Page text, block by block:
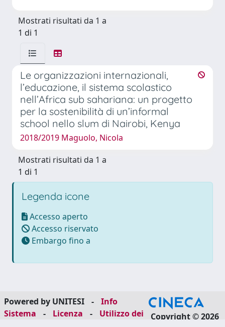
Mostrati risultati da 1 a
1 di 1
Le organizzazioni internazionali,
l’educazione, il sistema scolastico
nell’Africa sub sahariana: un progetto
per la sostenibilità di un’informal
school nello slum di Nairobi, Kenya
2018/2019 Maguolo, Nicola
Mostrati risultati da 1 a
1 di 1
Legenda icone
Accesso aperto
Accesso riservato
Embargo fino a
Powered by UNITESI -
Info
Sistema
- Licenza -
Utilizzo dei
Copyright © 2026